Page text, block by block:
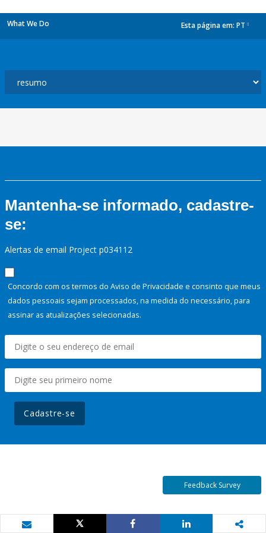
What We Do Esta página em: PT
Mantenha-se informado, cadastre-
se:
Alertas de email Project p034112
Concordo com os termos do Aviso de Privacidade e consinto que meus
dados pessoais sejam processados, na medida do necessário, para
assinar as atualizações selecionadas.
Cadastre-se
Feedback Survey